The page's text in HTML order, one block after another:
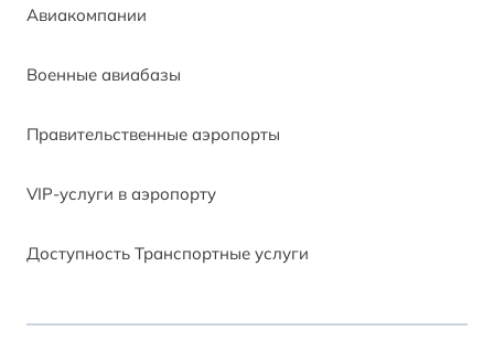
Авиакомпании
Военные авиабазы
Правительственные аэропорты
VIP-услуги в аэропорту
Доступность Транспортные услуги